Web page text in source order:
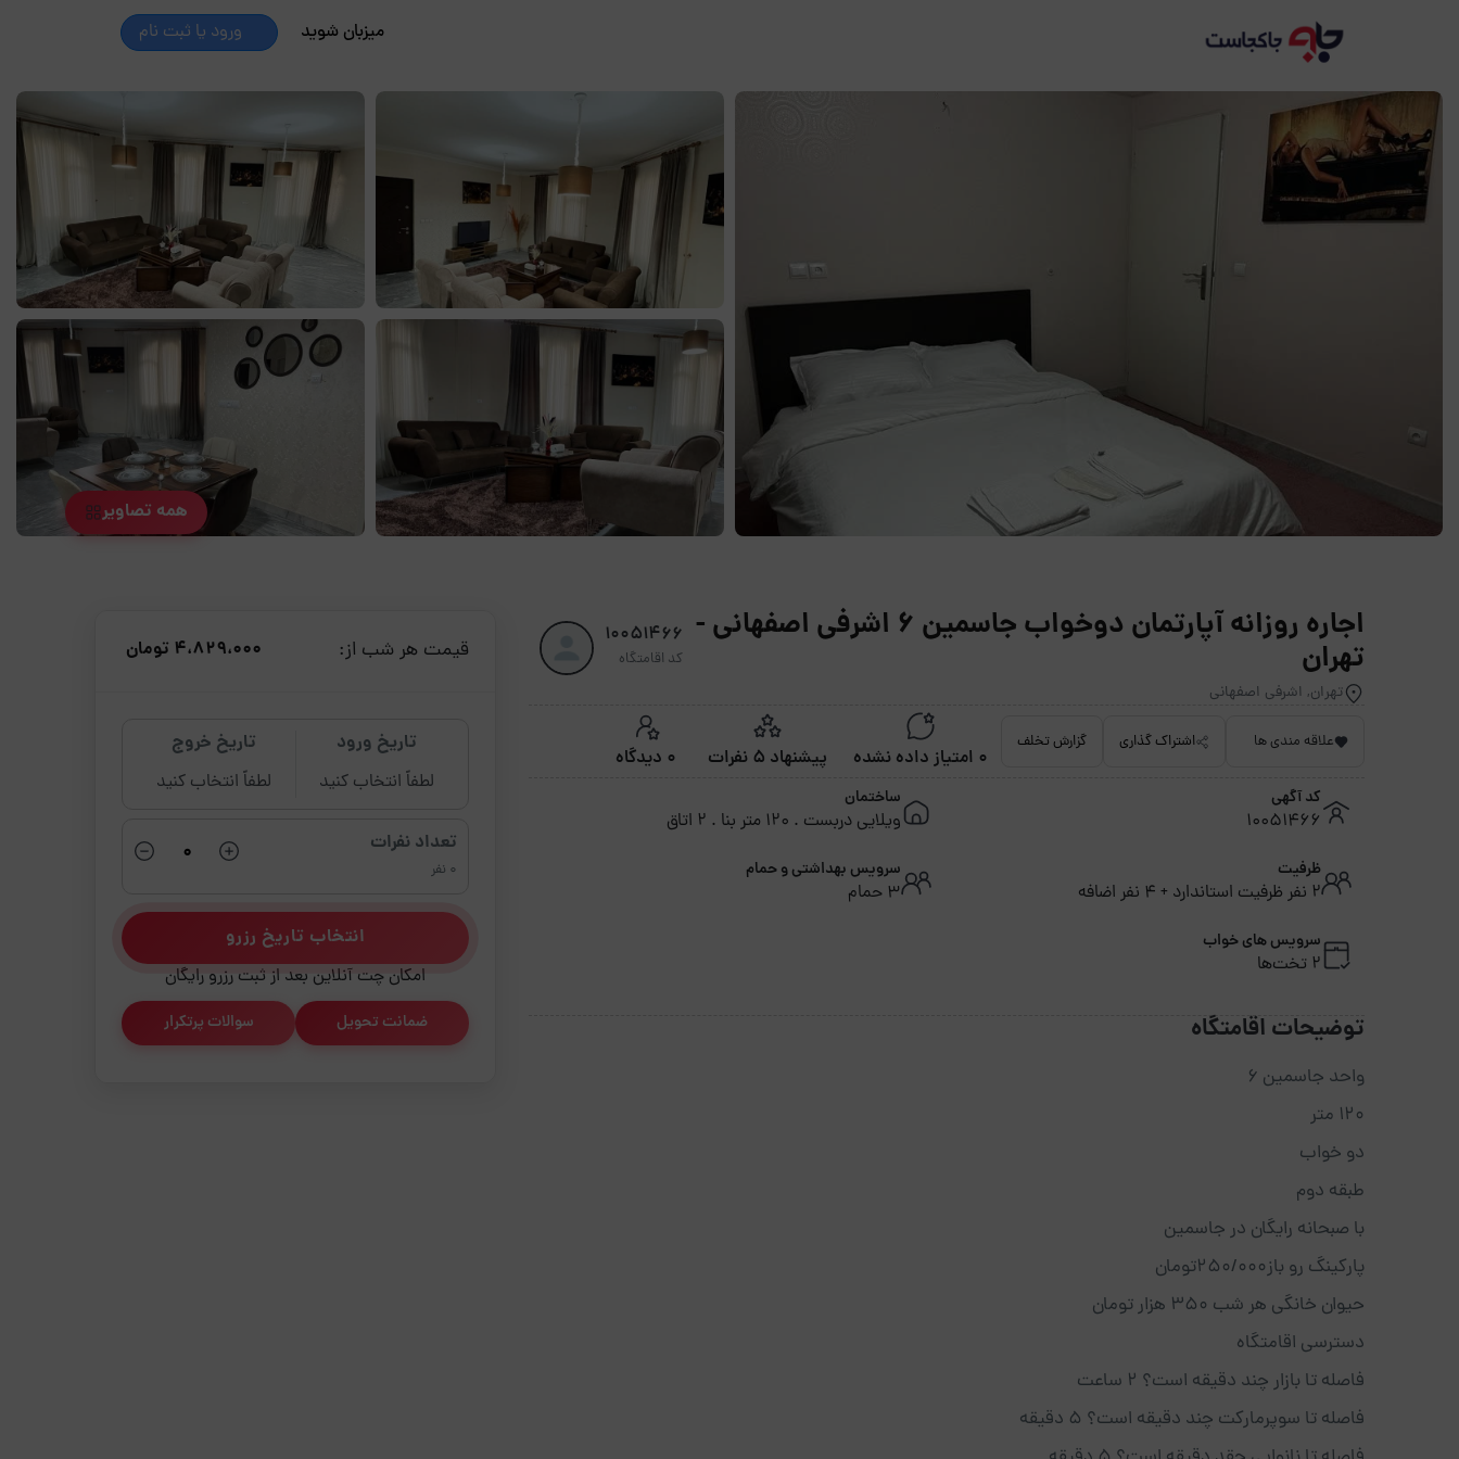
میزبان شوید ورود یا ثبت نام
همه تصاویر
اجاره روزانه آپارتمان دوخواب جاسمین ۶ اشرفی اصفهانی -
تهران
تهران, اشرفی اصفهانی
10051466
کد اقامتگاه
علاقه مندی ها اشتراک گذاری گزارش تخلف
0 امتیاز داده نشده پیشنهاد 5 نفرات 0 دیدگاه
کد آگهی
10051466
ساختمان
ویلایی دربست . 120 متر بنا . 2 اتاق
ظرفیت
2 نفر ظرفیت استاندارد + 4 نفر اضافه
سرویس بهداشتی و حمام
3 حمام
سرویس های خواب
2 تخت‌ها
توضیحات اقامتگاه
واحد جاسمین ۶
۱۲۰ متر
دو خواب
طبقه دوم
با صبحانه رایگان در جاسمین
پارکینگ رو باز250/000تومان
حیوان خانگی هر شب ۳۵۰ هزار تومان
دسترسی اقامتگاه
فاصله تا بازار چند دقیقه است؟ 2 ساعت
فاصله تا سوپرمارکت چند دقیقه است؟ 5 دقیقه
قیمت هر شب از: 4،829،000 تومان
تاریخ ورود
لطفاً انتخاب کنید
تاریخ خروج
لطفاً انتخاب کنید
تعداد نفرات
0 نفر
انتخاب تاریخ رزرو
امکان چت آنلاین بعد از ثبت رزرو رایگان
ضمانت تحویل سوالات پرتکرار